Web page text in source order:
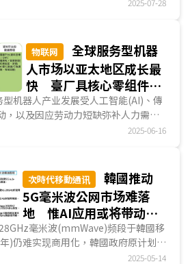
2025-07-28
物联网
全球服务型机器
人市场以亚太地区成长最
快 臺厂具核心零组件优
势 惟整机整合／应用仍
待强化
机器人产业发展受人工智能(AI)、傳
，以及因应劳动力短缺弥补人力需求
器人市场规模逐步扩大，2024...2025-06-16
次時代移動通讯
韓國推动
5G毫米波公网市场难落
地 惟AI应用或将带动毫
米波专网发展
毫米波(mmWave)频段于韓國移
)仍难实现商用化，韓國政府原计划扶
X将5G毫米波应用于地铁...2025-05-14